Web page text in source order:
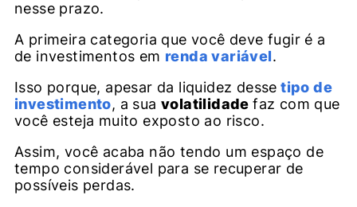
nesse prazo.
A primeira categoria que você deve fugir é a
de investimentos em renda variável.
Isso porque, apesar da liquidez desse tipo de
investimento, a suavolatilidadefaz com que
você esteja muito exposto ao risco.
Assim, você acaba não tendo um espaço de
tempo considerável para se recuperar de
possíveis perdas.